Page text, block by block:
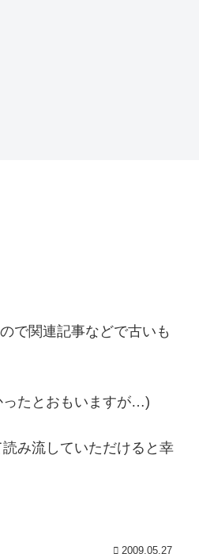
で関連記事などで古いも
ったとおもいますが…)
み流していただけると幸
2009.05.27